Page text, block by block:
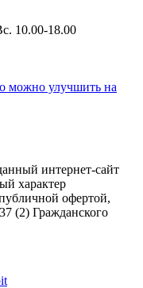
10.00-18.00
можно улучшить на
интернет-сайт
характер
офертой,
(2) Гражданского